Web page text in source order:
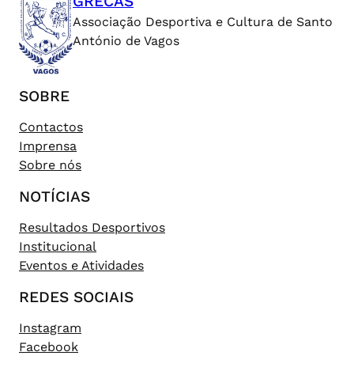
Associação Desportiva e Cultura de Santo
António de Vagos
SOBRE
Contactos
Imprensa
Sobre nós
NOTÍCIAS
Resultados Desportivos
Institucional
Eventos e Atividades
REDES SOCIAIS
Instagram
Facebook